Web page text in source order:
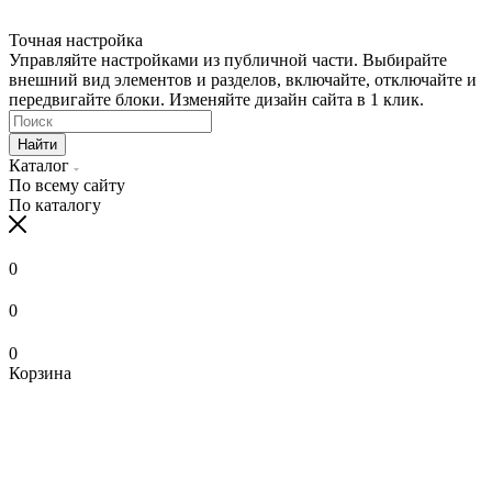
Точная настройка
Управляйте настройками из публичной части. Выбирайте
внешний вид элементов и разделов, включайте, отключайте и
передвигайте блоки. Изменяйте дизайн сайта в 1 клик.
Найти
Каталог
По всему сайту
По каталогу
0
0
0
Корзина